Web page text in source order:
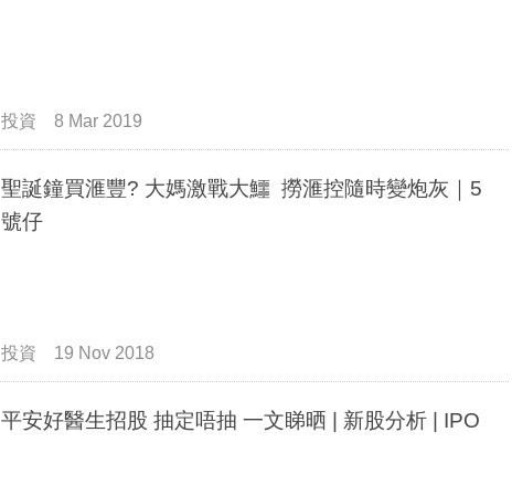
投資 8 Mar 2019
聖誕鐘買滙豐? 大媽激戰大鱷 撈滙控隨時變炮灰｜5
號仔
投資 19 Nov 2018
平安好醫生招股 抽定唔抽 一文睇晒 | 新股分析 | IPO